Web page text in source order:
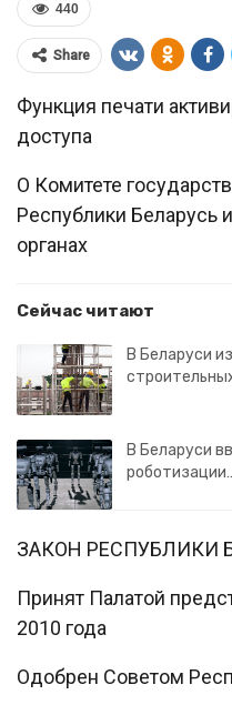
440
Share
Функция печати
доступа
О Комитете
Республики Беларусь
органах
Сейчас читают
В Беларуси
В Беларуси
ЗАКОН РЕСПУБЛИКИ
Принят Палатой
2010 года
Одобрен Советом